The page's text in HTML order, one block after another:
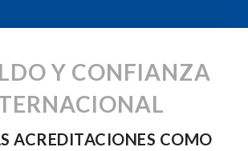
Y CONFIANZA
ACREDITACIONES COMO